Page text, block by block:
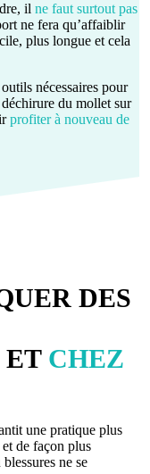
il ne faut surtout pas
ne fera qu’affaiblir
plus longue et cela
nécessaires pour
du mollet sur
profiter à nouveau de
DES
ET CHEZ
une pratique plus
de façon plus
ne se